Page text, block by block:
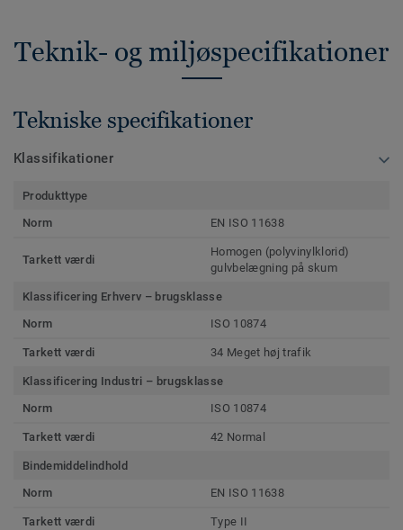
Teknik- og miljøspecifikationer
Tekniske specifikationer
Klassifikationer
Produkttype
Norm
EN ISO 11638
Tarkett værdi
Homogen (polyvinylklorid)
gulvbelægning på skum
Klassificering Erhverv – brugsklasse
Norm
ISO 10874
Tarkett værdi 34 Meget høj trafik
Klassificering Industri – brugsklasse
Norm
ISO 10874
Tarkett værdi 42 Normal
Bindemiddelindhold
Norm
EN ISO 11638
Tarkett værdi Type II